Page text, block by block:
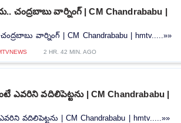
చంద్రబాబు వార్నింగ్ | CM Chandrababu |
వార్నింగ్ | CM Chandrababu | hmtv.....»»
2 HR. 42 MIN. AGO
ఎవరిని వదిలిపెట్టను | CM Chandrababu |
వదిలిపెట్టను | CM Chandrababu | hmtv.....»»